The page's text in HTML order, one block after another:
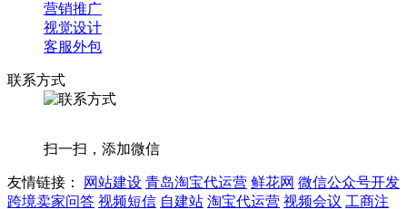
营销推广
视觉设计
客服外包
联系方式
扫一扫，添加微信
友情链接： 网站建设 青岛淘宝代运营 鲜花网 微信公众号开发
跨境卖家问答 视频短信 自建站 淘宝代运营 视频会议 工商注